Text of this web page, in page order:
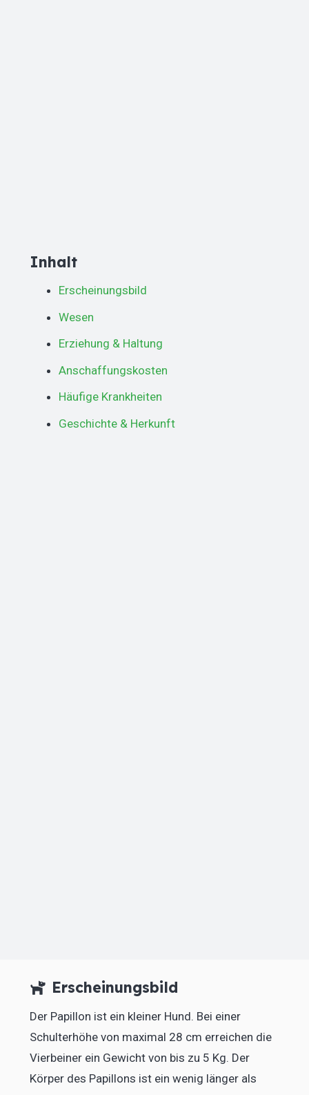
Inhalt
Erscheinungsbild
Wesen
Erziehung & Haltung
Anschaffungskosten
Häufige Krankheiten
Geschichte & Herkunft
Erscheinungsbild
Der Papillon ist ein kleiner Hund. Bei einer
Schulterhöhe von maximal 28 cm erreichen die
Vierbeiner ein Gewicht von bis zu 5 Kg. Der
Körper des Papillons ist ein wenig länger als